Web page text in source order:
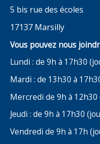
5 bis rue des écoles
17137 Marsilly
Vous pouvez nous
Lundi : de 9h à 17h30
Mardi : de 13h30 à
Mercredi de 9h à
Jeudi : de 9h à 17h30
Vendredi de 9h à 17h